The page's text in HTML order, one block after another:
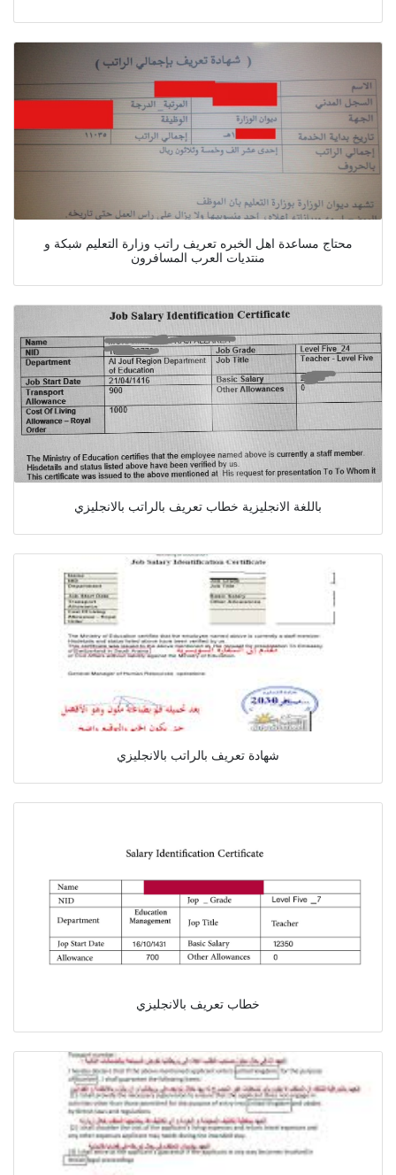
محتاج مساعدة اهل الخبره تعريف راتب وزارة التعليم شبكة و
منتديات العرب المسافرون
باللغة الانجليزية خطاب تعريف بالراتب بالانجليزي
شهادة تعريف بالراتب بالانجليزي
خطاب تعريف بالانجليزي